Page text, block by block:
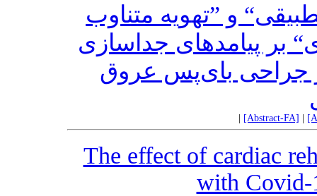
و ”تهویه متناوب
بر پیامدهای جداسازی
جراحی بای‌پس عروق
[Abstract-FA]
The effect of cardiac
with Covid-